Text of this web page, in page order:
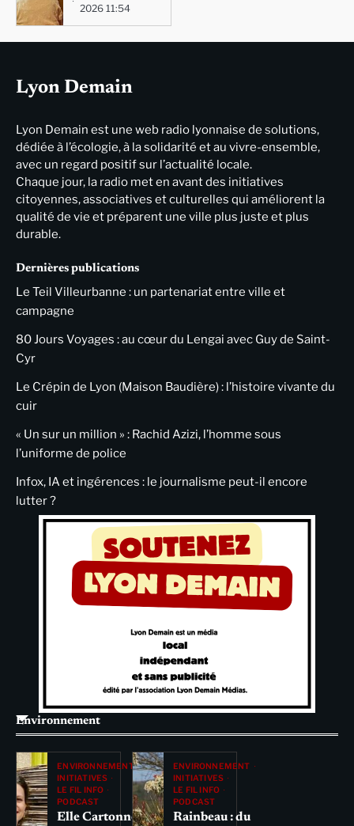
2026 11:54
Lyon Demain
Lyon Demain est une web radio lyonnaise de solutions,
dédiée à l’écologie, à la solidarité et au vivre-ensemble,
avec un regard positif sur l’actualité locale.
Chaque jour, la radio met en avant des initiatives
citoyennes, associatives et culturelles qui améliorent la
qualité de vie et préparent une ville plus juste et plus
durable.
Dernières publications
Le Teil Villeurbanne : un partenariat entre ville et
campagne
80 Jours Voyages : au cœur du Lengai avec Guy de Saint-
Cyr
Le Crépin de Lyon (Maison Baudière) : l’histoire vivante du
cuir
« Un sur un million » : Rachid Azizi, l’homme sous
l’uniforme de police
Infox, IA et ingérences : le journalisme peut-il encore
lutter ?
Environnement
ENVIRONNEMENT
INITIATIVES
LE FIL INFO
PODCAST
Elle Cartonne
ENVIRONNEMENT
INITIATIVES
LE FIL INFO
PODCAST
Rainbeau : du